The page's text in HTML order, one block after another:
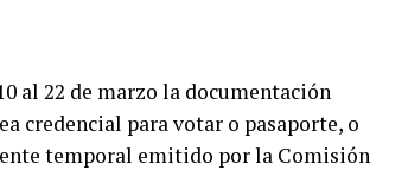
al 22 de marzo la documentación
credencial para votar o pasaporte, o
temporal emitido por la Comisión